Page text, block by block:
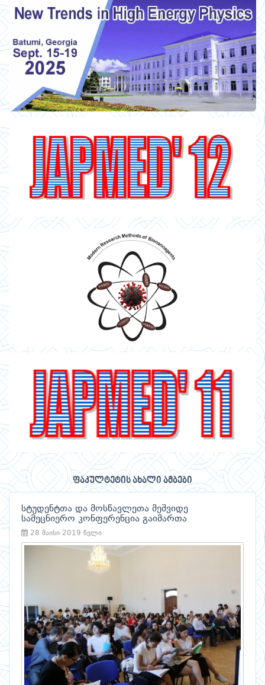
ფაკულტეტის ახალი ამბები
სტუდენტთა და მოსწავლეთა მეშვიდე
სამეცნიერო კონფერენცია გაიმართა
28 მაისი 2019 წელი